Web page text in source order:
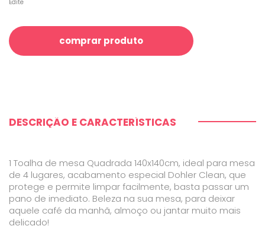
comprar produto
DESCRIÇÃO E CARACTERÍSTICAS
1 Toalha de mesa Quadrada 140x140cm, ideal para mesa
de 4 lugares, acabamento especial Dohler Clean, que
protege e permite limpar facilmente, basta passar um
pano de imediato. Beleza na sua mesa, para deixar
aquele café da manhã, almoço ou jantar muito mais
delicado!